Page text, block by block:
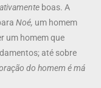
boas. A
Noé, um homem
um homem que
até sobre
do homem é má